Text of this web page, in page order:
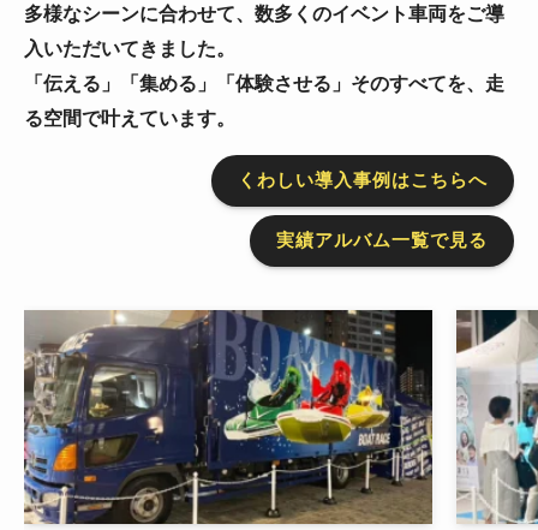
多様なシーンに合わせて、数多くのイベント車両をご導
入いただいてきました。
「伝える」「集める」「体験させる」そのすべてを、走
る空間で叶えています。
くわしい導入事例はこちらへ
実績アルバム一覧で見る